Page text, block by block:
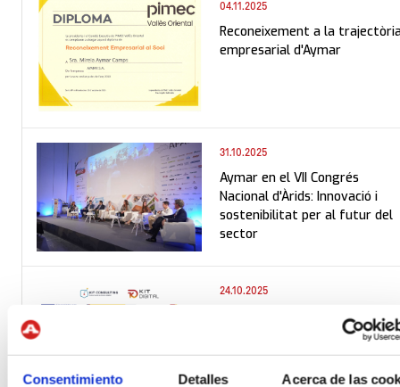
Consentimiento Detalles Acerca de las
04.11.2025
Reconeixement a la
empresarial d'Aymar
31.10.2025
Aymar en el VII Congrés
Nacional d'Àrids: Innovació i
sostenibilitat per al futur del
sector
24.10.2025
21.10.2025